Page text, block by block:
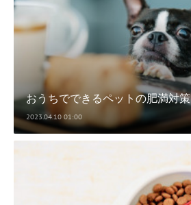
おうちでできるペットの肥満対策
2023.04.10 01:00